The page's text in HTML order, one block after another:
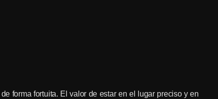
forma fortuita. El valor de estar en el lugar preciso y en